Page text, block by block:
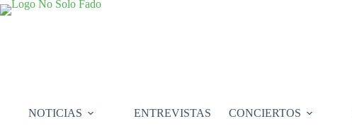
Saltar
al
NOTICIAS ENTREVISTAS CONCIERTOS